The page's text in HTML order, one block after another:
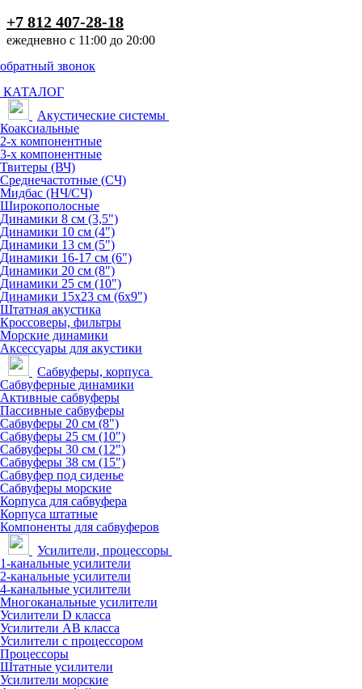
+7 812 407-28-18
ежедневно с 11:00 до 20:00
обратный звонок
КАТАЛОГ
Акустические системы
Коаксиальные
2-х компонентные
3-х компонентные
Твитеры (ВЧ)
Среднечастотные (СЧ)
Мидбас (НЧ/СЧ)
Широкополосные
Динамики 8 см (3,5")
Динамики 10 см (4")
Динамики 13 см (5")
Динамики 16-17 см (6")
Динамики 20 см (8")
Динамики 25 см (10")
Динамики 15х23 см (6х9")
Штатная акустика
Кроссоверы, фильтры
Морские динамики
Аксессуары для акустики
Сабвуферы, корпуса
Сабвуферные динамики
Активные сабвуферы
Пассивные сабвуферы
Сабвуферы 20 см (8")
Сабвуферы 25 см (10")
Сабвуферы 30 см (12")
Сабвуферы 38 см (15")
Сабвуфер под сиденье
Сабвуферы морские
Корпуса для сабвуфера
Корпуса штатные
Компоненты для сабвуферов
Усилители, процессоры
1-канальные усилители
2-канальные усилители
4-канальные усилители
Многоканальные усилители
Усилители D класса
Усилители АВ класса
Усилители с процессором
Процессоры
Штатные усилители
Усилители морские